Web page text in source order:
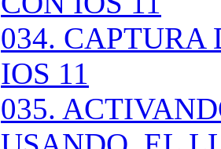
034. CAPTURA
IOS 11
035.